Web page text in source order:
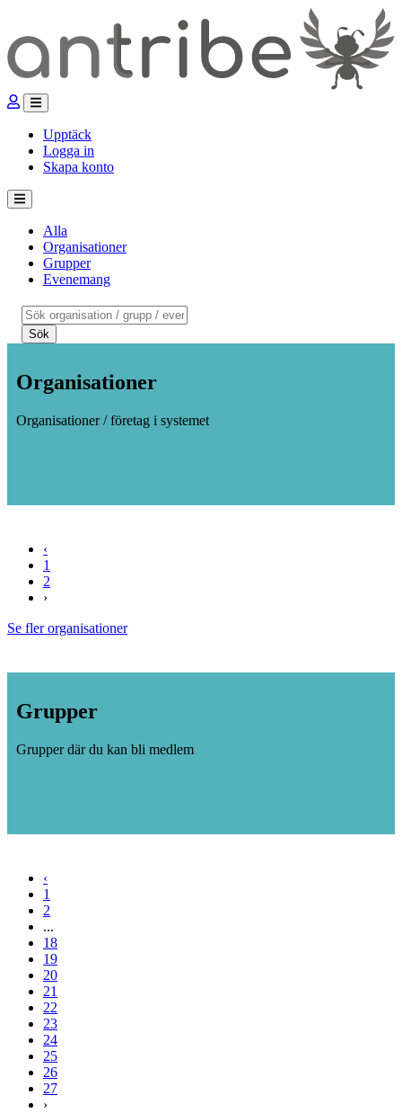
Upptäck
Logga in
Skapa konto
Alla
Organisationer
Grupper
Evenemang
Sök
Organisationer
Organisationer / företag i systemet
‹
1
2
›
Se fler organisationer
Grupper
Grupper där du kan bli medlem
‹
1
2
...
18
19
20
21
22
23
24
25
26
27
›